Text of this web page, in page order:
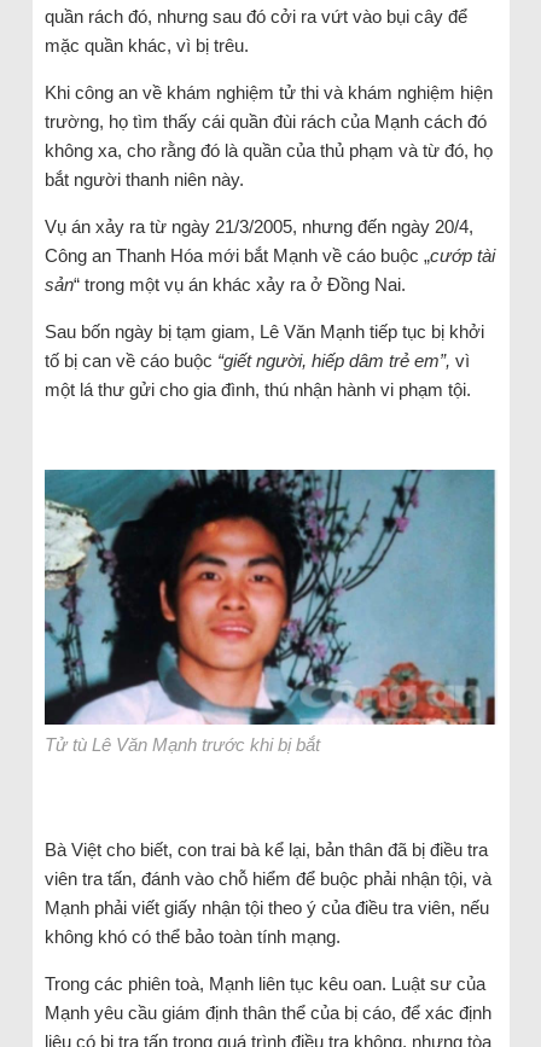
quần rách đó, nhưng sau đó cởi ra vứt vào bụi cây để
mặc quần khác, vì bị trêu.
Khi công an về khám nghiệm tử thi và khám nghiệm hiện
trường, họ tìm thấy cái quần đùi rách của Mạnh cách đó
không xa, cho rằng đó là quần của thủ phạm và từ đó, họ
bắt người thanh niên này.
Vụ án xảy ra từ ngày 21/3/2005, nhưng đến ngày 20/4,
Công an Thanh Hóa mới bắt Mạnh về cáo buộc „cướp tài
sản“ trong một vụ án khác xảy ra ở Đồng Nai.
Sau bốn ngày bị tạm giam, Lê Văn Mạnh tiếp tục bị khởi
tố bị can về cáo buộc “giết người, hiếp dâm trẻ em”, vì
một lá thư gửi cho gia đình, thú nhận hành vi phạm tội.
Tử tù Lê Văn Mạnh trước khi bị bắt
Bà Việt cho biết, con trai bà kể lại, bản thân đã bị điều tra
viên tra tấn, đánh vào chỗ hiểm để buộc phải nhận tội, và
Mạnh phải viết giấy nhận tội theo ý của điều tra viên, nếu
không khó có thể bảo toàn tính mạng.
Trong các phiên toà, Mạnh liên tục kêu oan. Luật sư của
Mạnh yêu cầu giám định thân thể của bị cáo, để xác định
liệu có bị tra tấn trong quá trình điều tra không, nhưng tòa